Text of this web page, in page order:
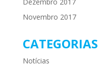
Novembro 2017
CATEGORIAS
Notícias